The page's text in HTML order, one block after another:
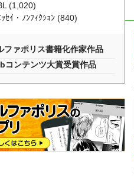
(1,020)
ｾｲ・ﾉﾝﾌｨｸｼｮﾝ (840)
ファポリス書籍化作家作品
コンテンツ大賞受賞作品